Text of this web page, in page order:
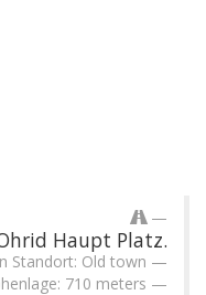
Haupt Platz.
Standort: Old town
710 meters